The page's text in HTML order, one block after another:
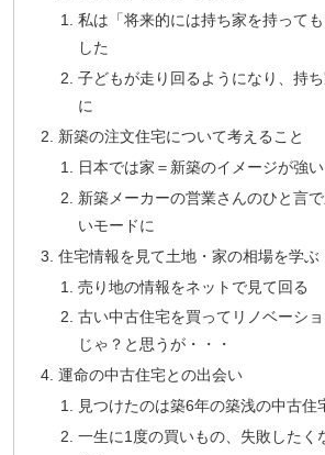
私は「将来的には持ち家を持って
した
子どもが走り回るようになり、持
に
新築の注文住宅について考えること
日本では家＝新築のイメージが強い
新築メーカーの営業さんのひと言
いモードに
住宅情報を見て土地・家の相場を学ぶ
売り地の情報をネットで見て回る
古い中古住宅を買ってリノベーシ
じゃ？と思うが・・・
運命の中古住宅との出会い
見つけたのは築6年の築浅の中古住
一生に1度の買いもの、失敗したく